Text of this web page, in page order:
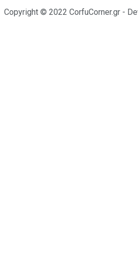
Copyright © 2022 CorfuCorner.gr -